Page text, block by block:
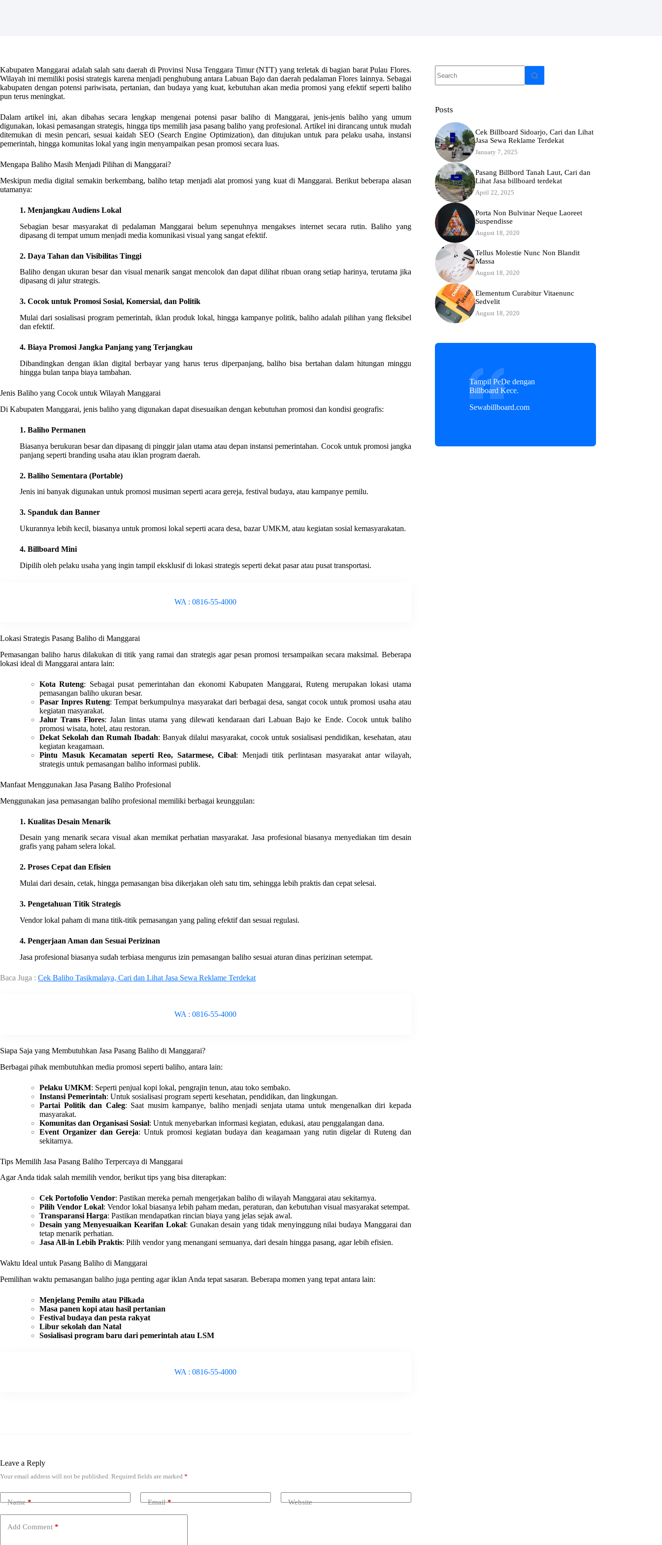
Kabupaten Manggarai adalah salah satu daerah di Provinsi Nusa Tenggara Timur (NTT) yang terletak di bagian barat Pulau Flores.
Wilayah ini memiliki posisi strategis karena menjadi penghubung antara Labuan Bajo dan daerah pedalaman Flores lainnya. Sebagai
kabupaten dengan potensi pariwisata, pertanian, dan budaya yang kuat, kebutuhan akan media promosi yang efektif seperti baliho
pun terus meningkat.
Dalam artikel ini, akan dibahas secara lengkap mengenai potensi pasar baliho di Manggarai, jenis-jenis baliho yang umum
digunakan, lokasi pemasangan strategis, hingga tips memilih jasa pasang baliho yang profesional. Artikel ini dirancang untuk mudah
ditemukan di mesin pencari, sesuai kaidah SEO (Search Engine Optimization), dan ditujukan untuk para pelaku usaha, instansi
pemerintah, hingga komunitas lokal yang ingin menyampaikan pesan promosi secara luas.
Mengapa Baliho Masih Menjadi Pilihan di Manggarai?
Meskipun media digital semakin berkembang, baliho tetap menjadi alat promosi yang kuat di Manggarai. Berikut beberapa alasan
utamanya:
1. Menjangkau Audiens Lokal
Sebagian besar masyarakat di pedalaman Manggarai belum sepenuhnya mengakses internet secara rutin. Baliho yang
dipasang di tempat umum menjadi media komunikasi visual yang sangat efektif.
2. Daya Tahan dan Visibilitas Tinggi
Baliho dengan ukuran besar dan visual menarik sangat mencolok dan dapat dilihat ribuan orang setiap harinya, terutama jika
dipasang di jalur strategis.
3. Cocok untuk Promosi Sosial, Komersial, dan Politik
Mulai dari sosialisasi program pemerintah, iklan produk lokal, hingga kampanye politik, baliho adalah pilihan yang fleksibel
dan efektif.
4. Biaya Promosi Jangka Panjang yang Terjangkau
Dibandingkan dengan iklan digital berbayar yang harus terus diperpanjang, baliho bisa bertahan dalam hitungan minggu
hingga bulan tanpa biaya tambahan.
Jenis Baliho yang Cocok untuk Wilayah Manggarai
Di Kabupaten Manggarai, jenis baliho yang digunakan dapat disesuaikan dengan kebutuhan promosi dan kondisi geografis:
1. Baliho Permanen
Biasanya berukuran besar dan dipasang di pinggir jalan utama atau depan instansi pemerintahan. Cocok untuk promosi jangka
panjang seperti branding usaha atau iklan program daerah.
2. Baliho Sementara (Portable)
Jenis ini banyak digunakan untuk promosi musiman seperti acara gereja, festival budaya, atau kampanye pemilu.
3. Spanduk dan Banner
Ukurannya lebih kecil, biasanya untuk promosi lokal seperti acara desa, bazar UMKM, atau kegiatan sosial kemasyarakatan.
4. Billboard Mini
Dipilih oleh pelaku usaha yang ingin tampil eksklusif di lokasi strategis seperti dekat pasar atau pusat transportasi.
WA : 0816-55-4000
Lokasi Strategis Pasang Baliho di Manggarai
Pemasangan baliho harus dilakukan di titik yang ramai dan strategis agar pesan promosi tersampaikan secara maksimal. Beberapa
lokasi ideal di Manggarai antara lain:
Kota Ruteng: Sebagai pusat pemerintahan dan ekonomi Kabupaten Manggarai, Ruteng merupakan lokasi utama
pemasangan baliho ukuran besar.
Pasar Inpres Ruteng: Tempat berkumpulnya masyarakat dari berbagai desa, sangat cocok untuk promosi usaha atau
kegiatan masyarakat.
Jalur Trans Flores: Jalan lintas utama yang dilewati kendaraan dari Labuan Bajo ke Ende. Cocok untuk baliho
promosi wisata, hotel, atau restoran.
Dekat Sekolah dan Rumah Ibadah: Banyak dilalui masyarakat, cocok untuk sosialisasi pendidikan, kesehatan, atau
kegiatan keagamaan.
Pintu Masuk Kecamatan seperti Reo, Satarmese, Cibal: Menjadi titik perlintasan masyarakat antar wilayah,
strategis untuk pemasangan baliho informasi publik.
Manfaat Menggunakan Jasa Pasang Baliho Profesional
Menggunakan jasa pemasangan baliho profesional memiliki berbagai keunggulan:
1. Kualitas Desain Menarik
Desain yang menarik secara visual akan memikat perhatian masyarakat. Jasa profesional biasanya menyediakan tim desain
grafis yang paham selera lokal.
2. Proses Cepat dan Efisien
Mulai dari desain, cetak, hingga pemasangan bisa dikerjakan oleh satu tim, sehingga lebih praktis dan cepat selesai.
3. Pengetahuan Titik Strategis
Vendor lokal paham di mana titik-titik pemasangan yang paling efektif dan sesuai regulasi.
4. Pengerjaan Aman dan Sesuai Perizinan
Jasa profesional biasanya sudah terbiasa mengurus izin pemasangan baliho sesuai aturan dinas perizinan setempat.
Baca Juga : Cek Baliho Tasikmalaya, Cari dan Lihat Jasa Sewa Reklame Terdekat
WA : 0816-55-4000
Siapa Saja yang Membutuhkan Jasa Pasang Baliho di Manggarai?
Berbagai pihak membutuhkan media promosi seperti baliho, antara lain:
Pelaku UMKM: Seperti penjual kopi lokal, pengrajin tenun, atau toko sembako.
Instansi Pemerintah: Untuk sosialisasi program seperti kesehatan, pendidikan, dan lingkungan.
Partai Politik dan Caleg: Saat musim kampanye, baliho menjadi senjata utama untuk mengenalkan diri kepada
masyarakat.
Komunitas dan Organisasi Sosial: Untuk menyebarkan informasi kegiatan, edukasi, atau penggalangan dana.
Event Organizer dan Gereja: Untuk promosi kegiatan budaya dan keagamaan yang rutin digelar di Ruteng dan
sekitarnya.
Tips Memilih Jasa Pasang Baliho Terpercaya di Manggarai
Agar Anda tidak salah memilih vendor, berikut tips yang bisa diterapkan:
Cek Portofolio Vendor: Pastikan mereka pernah mengerjakan baliho di wilayah Manggarai atau sekitarnya.
Pilih Vendor Lokal: Vendor lokal biasanya lebih paham medan, peraturan, dan kebutuhan visual masyarakat setempat.
Transparansi Harga: Pastikan mendapatkan rincian biaya yang jelas sejak awal.
Desain yang Menyesuaikan Kearifan Lokal: Gunakan desain yang tidak menyinggung nilai budaya Manggarai dan
tetap menarik perhatian.
Jasa All-in Lebih Praktis: Pilih vendor yang menangani semuanya, dari desain hingga pasang, agar lebih efisien.
Waktu Ideal untuk Pasang Baliho di Manggarai
Pemilihan waktu pemasangan baliho juga penting agar iklan Anda tepat sasaran. Beberapa momen yang tepat antara lain:
Menjelang Pemilu atau Pilkada
Masa panen kopi atau hasil pertanian
Festival budaya dan pesta rakyat
Libur sekolah dan Natal
Sosialisasi program baru dari pemerintah atau LSM
WA : 0816-55-4000
Leave a Reply
Your email address will not be published. Required fields are marked *
Name* Email* Website
Add Comment *
results
Posts
Cek Billboard Sidoarjo, Cari dan Lihat
Jasa Sewa Reklame Terdekat
January 7, 2025
Pasang Billbord Tanah Laut, Cari dan
Lihat Jasa billboard terdekat
April 22, 2025
Porta Non Bulvinar Neque Laoreet
Suspendisse
August 18, 2020
Tellus Molestie Nunc Non Blandit
Massa
August 18, 2020
Elementum Curabitur Vitaenunc
Sedvelit
August 18, 2020
Tampil PeDe dengan
Billboard Kece.
Sewabillboard.com